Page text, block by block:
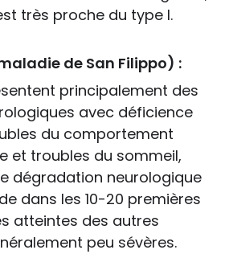
très proche du type I.
de San Filippo) :
principalement des
avec déficience
du comportement
et troubles du sommeil,
dégradation neurologique
dans les 10-20 premières
atteintes des autres
peu sévères.